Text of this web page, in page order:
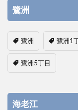
鷺洲
鷺洲 鷺洲1
鷺洲5丁目
海老江